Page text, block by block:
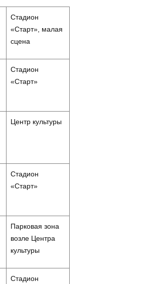
Стадион
«Старт», малая
сцена
Стадион
«Старт»
Центр культуры
Стадион
«Старт»
Парковая зона
возле Центра
культуры
Стадион